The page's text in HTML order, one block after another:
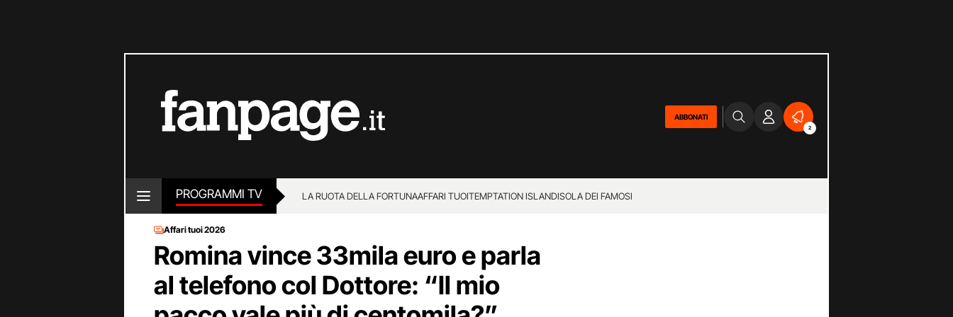
ABBONATI
2
PROGRAMMI TV LA RUOTA DELLA FORTUNAAFFARI TUOITEMPTATION ISLANDISOLA DEI FAMOSI
Affari tuoi 2026
Romina vince 33mila euro e parla
al telefono col Dottore: “Il mio